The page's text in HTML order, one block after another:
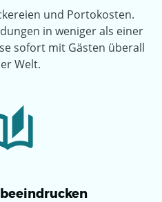
und Portokosten.
in weniger als einer
sofort mit Gästen überall
Welt.